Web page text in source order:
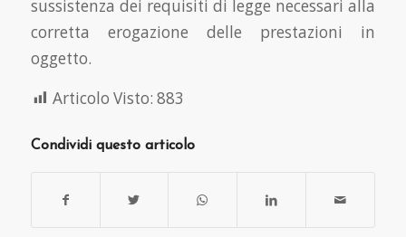
sussistenza dei requisiti di legge necessari alla
corretta erogazione delle prestazioni in
oggetto.
Articolo Visto: 883
Condividi questo articolo